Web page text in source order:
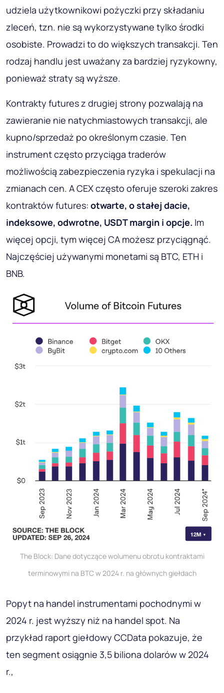
udziela użytkownikowi pożyczki przy składaniu
zleceń, tzn. nie są wykorzystywane tylko środki
osobiste. Prowadzi to do większych transakcji. Ten
rodzaj handlu jest uważany za bardziej ryzykowny,
ponieważ straty są wyższe.
Kontrakty futures z drugiej strony pozwalają na
zawieranie nie natychmiastowych transakcji, ale
kupno/sprzedaż po określonym czasie. Ten
instrument często przyciąga traderów
możliwością zabezpieczenia ryzyka i spekulacji na
zmianach cen. A CEX często oferuje szeroki zakres
kontraktów futures: otwarte, o stałej dacie,
indeksowe, odwrotne, USDT margin i opcje. Im
więcej opcji, tym więcej CA możesz przyciągnąć.
Najczęściej używanymi monetami są BTC, ETH i
BNB.
The Block: Dane dotyczące wolumenu obrotu kontraktami
terminowymi na BTC w 2024 r. na głównych giełdach
Popyt na handel instrumentami pochodnymi w
2024 r. jest wyższy niż na handel spot. Na
przykład raport giełdowy CCData pokazuje, że
ten segment osiągnie 3,5 biliona dolarów w 2024
r.,